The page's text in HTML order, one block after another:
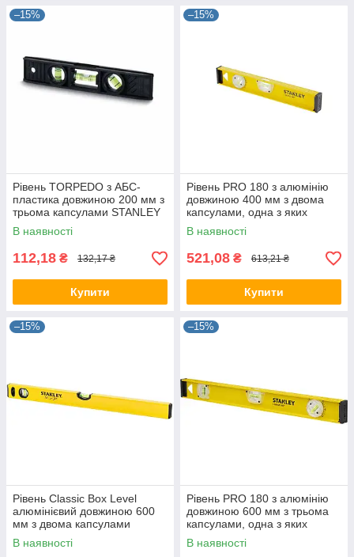
–15%
Рівень TORPEDO з АБС-
пластика довжиною 200 мм з
трьома капсулами STANLEY
0-42-294
В наявності
112,18 ₴ 132,17 ₴
Купити
–15%
Рівень PRO 180 з алюмінію
довжиною 400 мм з двома
капсулами, одна з яких
поворотна STANLEY 1-42-
919
В наявності
521,08 ₴ 613,21 ₴
Купити
–15%
Рівень Classic Box Level
алюмінієвий довжиною 600
мм з двома капсулами
STANLEY STHT1-43103
В наявності
–15%
Рівень PRO 180 з алюмінію
довжиною 600 мм з трьома
капсулами, одна з яких
поворотна STANLEY 1-42-
920
В наявності